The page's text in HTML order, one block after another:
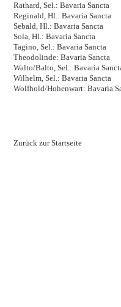
Rathard, Sel.: Bavaria Sancta
Reginald, Hl.: Bavaria Sancta
Sebald, Hl.: Bavaria Sancta
Sola, Hl.: Bavaria Sancta
Tagino, Sel.: Bavaria Sancta
Theodolinde: Bavaria Sancta
Walto/Balto, Sel.: Bavaria
Wilhelm, Sel.: Bavaria Sancta
Wolfhold/Hohenwart: Bavaria
Zurück zur Startseite